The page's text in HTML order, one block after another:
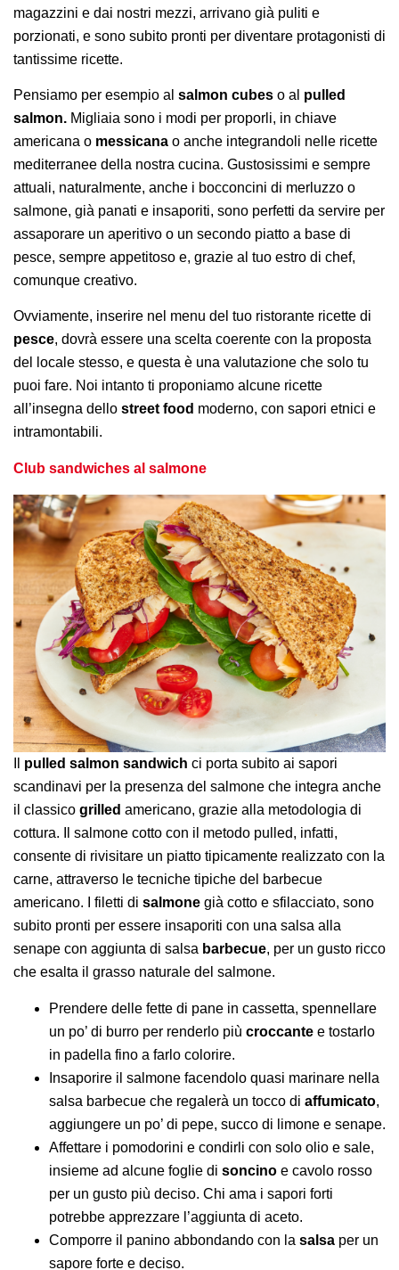
magazzini e dai nostri mezzi, arrivano già puliti e
porzionati, e sono subito pronti per diventare protagonisti di
tantissime ricette.
Pensiamo per esempio al salmon cubes o al pulled
salmon. Migliaia sono i modi per proporli, in chiave
americana o messicana o anche integrandoli nelle ricette
mediterranee della nostra cucina. Gustosissimi e sempre
attuali, naturalmente, anche i bocconcini di merluzzo o
salmone, già panati e insaporiti, sono perfetti da servire per
assaporare un aperitivo o un secondo piatto a base di
pesce, sempre appetitoso e, grazie al tuo estro di chef,
comunque creativo.
Ovviamente, inserire nel menu del tuo ristorante ricette di
pesce, dovrà essere una scelta coerente con la proposta
del locale stesso, e questa è una valutazione che solo tu
puoi fare. Noi intanto ti proponiamo alcune ricette
all’insegna dello street food moderno, con sapori etnici e
intramontabili.
Club sandwiches al salmone
pulled salmon sandwich ci porta subito ai sapori
scandinavi per la presenza del salmone che integra anche
il classico grilled americano, grazie alla metodologia di
cottura. Il salmone cotto con il metodo pulled, infatti,
consente di rivisitare un piatto tipicamente realizzato con la
carne, attraverso le tecniche tipiche del barbecue
americano. I filetti di salmone già cotto e sfilacciato, sono
subito pronti per essere insaporiti con una salsa alla
senape con aggiunta di salsa barbecue, per un gusto ricco
che esalta il grasso naturale del salmone.
Prendere delle fette di pane in cassetta, spennellare
un po’ di burro per renderlo più croccante e tostarlo
in padella fino a farlo colorire.
Insaporire il salmone facendolo quasi marinare nella
salsa barbecue che regalerà un tocco di affumicato,
aggiungere un po’ di pepe, succo di limone e senape.
Affettare i pomodorini e condirli con solo olio e sale,
insieme ad alcune foglie di soncino e cavolo rosso
per un gusto più deciso. Chi ama i sapori forti
potrebbe apprezzare l’aggiunta di aceto.
Comporre il panino abbondando con la salsa per un
sapore forte e deciso.